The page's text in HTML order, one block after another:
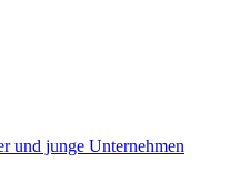
und junge Unternehmen